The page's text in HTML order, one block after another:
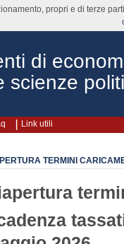
di
scienze
Link utili
TERMINI
propri e di terze